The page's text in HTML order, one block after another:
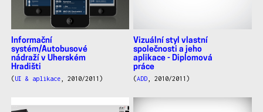
Informační
systém/Autobusové
nádraží v Uherském
Hradišti
( UI & aplikace, 2010/2011)
Vizuální styl vlastní
společnosti a jeho
aplikace - Diplomová
práce
(ADD, 2010/2011)